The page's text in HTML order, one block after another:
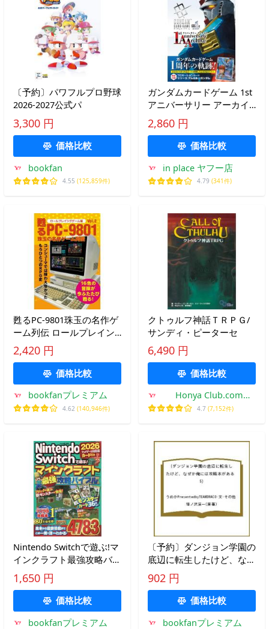
〔予約〕パワフルプロ野球
2026-2027公式パ
3,300 円
価格比較
bookfan
4.55 (125,859件)
ガンダムカードゲーム 1st
アニバーサリー アーカイ
ブ (HOBBY JAPAN MOOK)
2,860 円
価格比較
in place ヤフー店
4.79 (341件)
甦るPC-9801珠玉の名作ゲ
ーム列伝 ロールプレイン
グゲーム編Vol.2/ゲーム
2,420 円
価格比較
bookfanプレミアム
4.62 (140,946件)
クトゥルフ神話ＴＲＰＧ/
サンディ・ピーターセ
6,490 円
価格比較
Honya Club.com
Yahoo!店
4.7 (7,152件)
Nintendo Switchで遊ぶ!マ
インクラフト最強攻略バイ
ブル 2026アップデート対
応版/マイクラ職人組合
1,650 円
価格比較
bookfanプレミアム
〔予約〕ダンジョン学園の
底辺に転生したけど、なぜ
か俺には攻略本がある(5) /
うめか
PresentedbyTEAMDRACO・
文・その他/ゲーム
902 円
価格比較
bookfanプレミアム